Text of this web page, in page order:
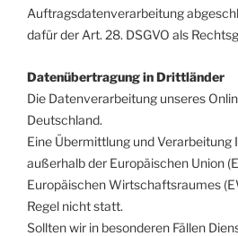
Auftragsdatenverarbeitung
dafür der Art. 28. DSGVO als
Datenübertragung in Drittländer
Die Datenverarbeitung unseres
Deutschland.
Eine Übermittlung und Verarbeitung
außerhalb der Europäischen Union
Europäischen Wirtschaftsraumes
Regel nicht statt.
Sollten wir in besonderen Fällen